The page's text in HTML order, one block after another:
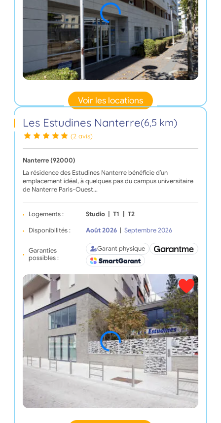
Voir les locations
Les Estudines Nanterre(6,5 km)
(2 avis)
Nanterre (92000)
La résidence des Estudines Nanterre bénéficie d’un
emplacement idéal, à quelques pas du campus universitaire
de Nanterre Paris-Ouest…
Logements : Studio T1 T2
Disponibilités : Août 2026 Septembre 2026
Garanties
possibles :
Garant physique